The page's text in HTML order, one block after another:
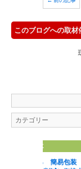
このブログへの取